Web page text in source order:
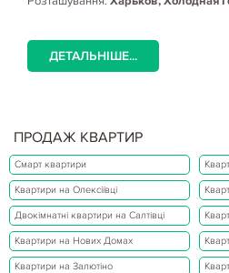
ДЕТАЛЬНІШЕ...
ПРОДАЖ КВАРТИР
Смарт квартири
Квартири на Олексіївці
Двокімнатні квартири на Салтівці
Квартири на Нових Домах
Квартири на Залютіно